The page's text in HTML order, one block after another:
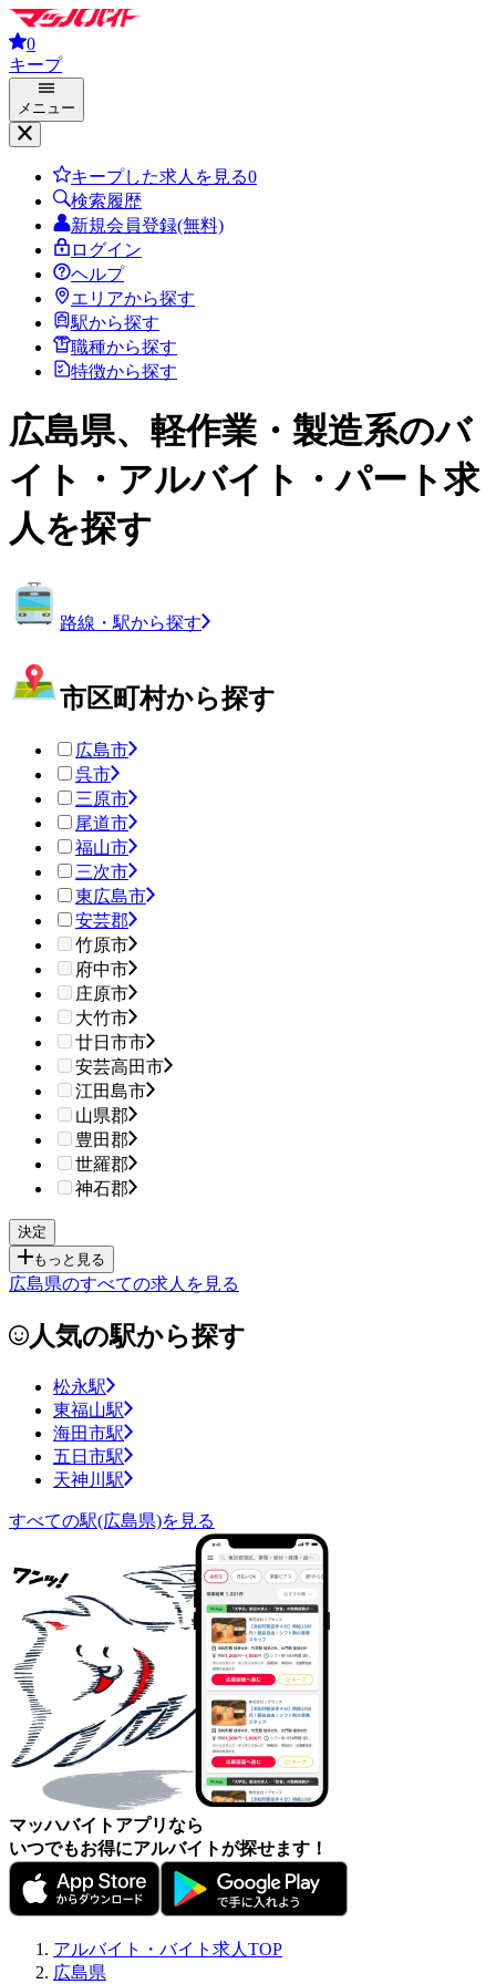
0
キープ
メニュー
キープした求人を見る0
検索履歴
新規会員登録(無料)
ログイン
ヘルプ
エリアから探す
駅から探す
職種から探す
特徴から探す
広島県、軽作業・製造系のバ
イト・アルバイト・パート求
人を探す
路線・駅から探す
市区町村から探す
広島市
呉市
三原市
尾道市
福山市
三次市
東広島市
安芸郡
竹原市
府中市
庄原市
大竹市
廿日市市
安芸高田市
江田島市
山県郡
豊田郡
世羅郡
神石郡
もっと見る
広島県のすべての求人を見る
人気の駅から探す
松永駅
東福山駅
海田市駅
五日市駅
天神川駅
すべての駅(広島県)を見る
マッハバイトアプリなら
いつでもお得にアルバイトが探せます！
アルバイト・バイト求人TOP
広島県